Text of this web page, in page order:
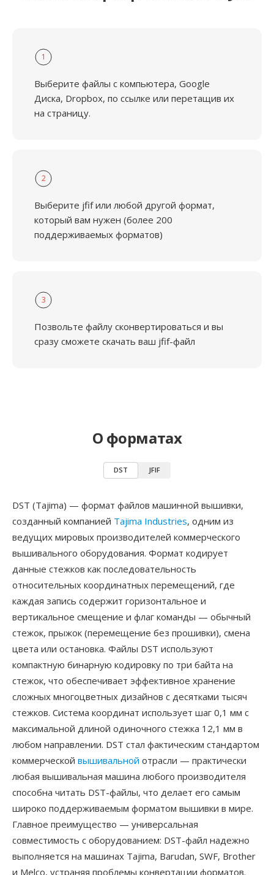
1
Выберите файлы с компьютера, Google
Диска, Dropbox, по ссылке или перетащив их
на страницу.
2
Выберите jfif или любой другой формат,
который вам нужен (более 200
поддерживаемых форматов)
3
Позвольте файлу сконвертироваться и вы
сразу сможете скачать ваш jfif-файл
О форматах
DST JFIF
DST (Tajima) — формат файлов машинной вышивки,
созданный компанией Tajima Industries, одним из
ведущих мировых производителей коммерческого
вышивального оборудования. Формат кодирует
данные стежков как последовательность
относительных координатных перемещений, где
каждая запись содержит горизонтальное и
вертикальное смещение и флаг команды — обычный
стежок, прыжок (перемещение без прошивки), смена
цвета или остановка. Файлы DST используют
компактную бинарную кодировку по три байта на
стежок, что обеспечивает эффективное хранение
сложных многоцветных дизайнов с десятками тысяч
стежков. Система координат использует шаг 0,1 мм с
максимальной длиной одиночного стежка 12,1 мм в
любом направлении. DST стал фактическим стандартом
коммерческой вышивальной отрасли — практически
любая вышивальная машина любого производителя
способна читать DST-файлы, что делает его самым
широко поддерживаемым форматом вышивки в мире.
Главное преимущество — универсальная
совместимость с оборудованием: DST-файл надежно
выполняется на машинах Tajima, Barudan, SWF, Brother
и Melco, устраняя проблемы конвертации форматов.